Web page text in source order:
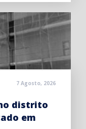
7 Agosto, 2026
distrito
em